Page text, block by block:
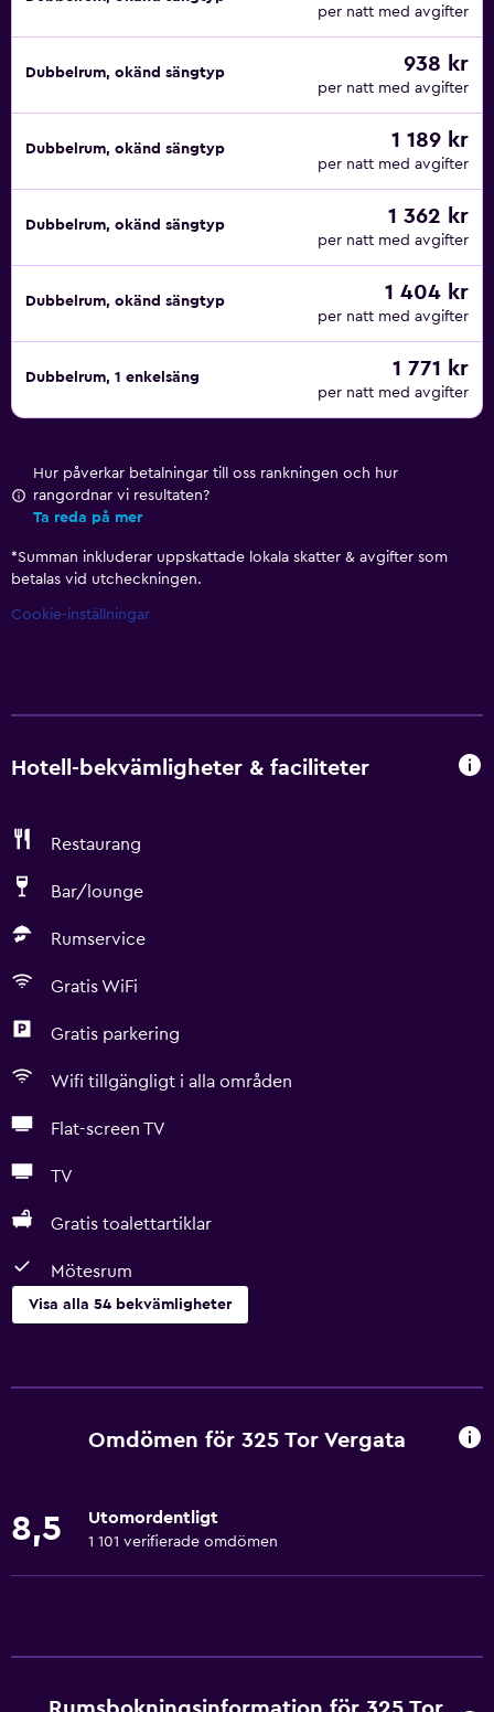
per natt med avgifter
Dubbelrum, okänd sängtyp 938 kr
per natt med avgifter
Dubbelrum, okänd sängtyp 1 189 kr
per natt med avgifter
Dubbelrum, okänd sängtyp 1 362 kr
per natt med avgifter
Dubbelrum, okänd sängtyp 1 404 kr
per natt med avgifter
Dubbelrum, 1 enkelsäng 1 771 kr
per natt med avgifter
Hur påverkar betalningar till oss rankningen och hur
rangordnar vi resultaten?
Ta reda på mer
*Summan inkluderar uppskattade lokala skatter & avgifter som
betalas vid utcheckningen.
Cookie-inställningar
Hotell-bekvämligheter & faciliteter
Restaurang
Bar/lounge
Rumservice
Gratis WiFi
Gratis parkering
Wifi tillgängligt i alla områden
Flat-screen TV
TV
Gratis toalettartiklar
Mötesrum
Visa alla 54 bekvämligheter
Gratis WiFi
Brandsläckare
Omdömen för 325 Tor Vergata
8,5 Utomordentligt
1 101 verifierade omdömen